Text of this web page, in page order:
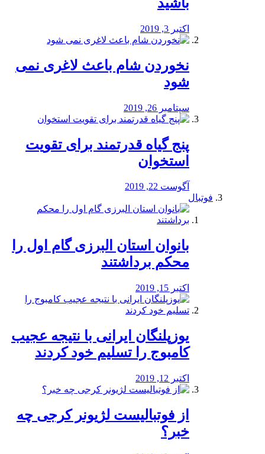
اکتبر 3, 2019
نخوردن شام باعث لاغری نمی
‌شود
سپتامبر 26, 2019
پنج گیاه قدرتمند برای تقویت
استخوان
آگوست 22, 2019
فوتبال
بانوان استان البرزی گام اول را
محكم برداشتند
اکتبر 15, 2019
یوزپلنگان ایرانی با نتیجه عجیب
کامبوج را تسلیم خود کردند
اکتبر 12, 2019
از فوتبالیست لژیونر کرجی چه
خبر؟